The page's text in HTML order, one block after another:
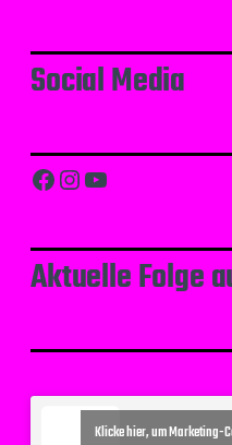
Social Media
Facebook Instagram YouTube
Aktuelle Folge
Klicke hier, um Marketing-